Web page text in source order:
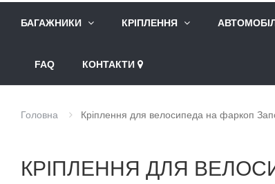
БАГАЖНИКИ КРІПЛЕННЯ
FAQ КОНТАКТИ
Головна Кріплення для велосипеда на фаркоп
КРІПЛЕННЯ ДЛЯ